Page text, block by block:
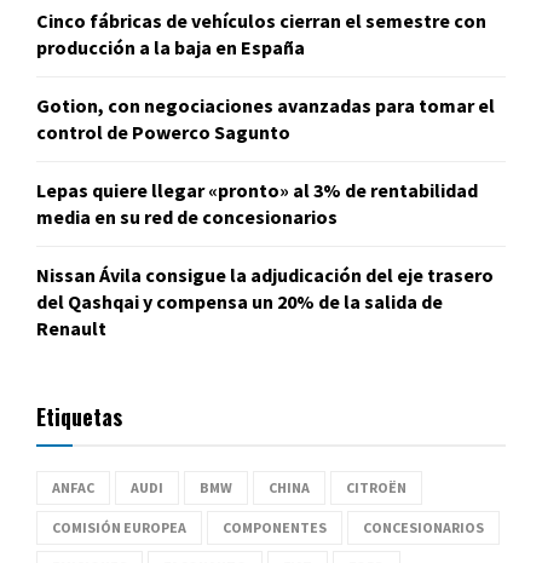
Cinco fábricas de vehículos cierran el semestre con
producción a la baja en España
Gotion, con negociaciones avanzadas para tomar el
control de Powerco Sagunto
Lepas quiere llegar «pronto» al 3% de rentabilidad
media en su red de concesionarios
Nissan Ávila consigue la adjudicación del eje trasero
del Qashqai y compensa un 20% de la salida de
Renault
Etiquetas
ANFAC AUDI BMW CHINA CITROËN
COMISIÓN EUROPEA COMPONENTES CONCESIONARIOS